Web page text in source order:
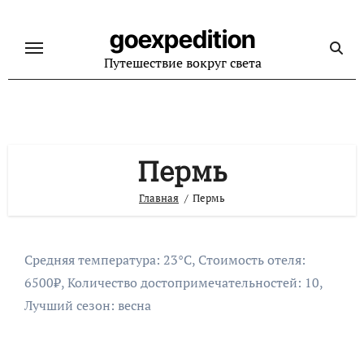
содержанию
goexpedition
Путешествие вокруг света
Пермь
Главная Пермь
Средняя температура: 23°C, Стоимость отеля:
6500₽, Количество достопримечательностей: 10,
Лучший сезон: весна